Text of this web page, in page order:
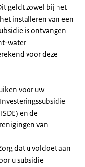
geldt zowel bij het
installeren van een
is ontvangen
water
voor deze
voor uw
en de
van
dat u voldoet aan
u subsidie